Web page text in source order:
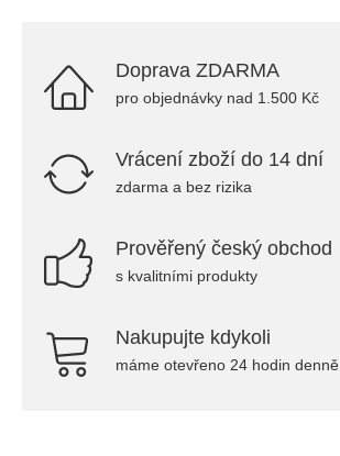
Doprava ZDARMA
pro objednávky nad 1.500 Kč
Vrácení zboží do 14 dní
zdarma a bez rizika
Prověřený český obchod
s kvalitními produkty
Nakupujte kdykoli
máme otevřeno 24 hodin denně